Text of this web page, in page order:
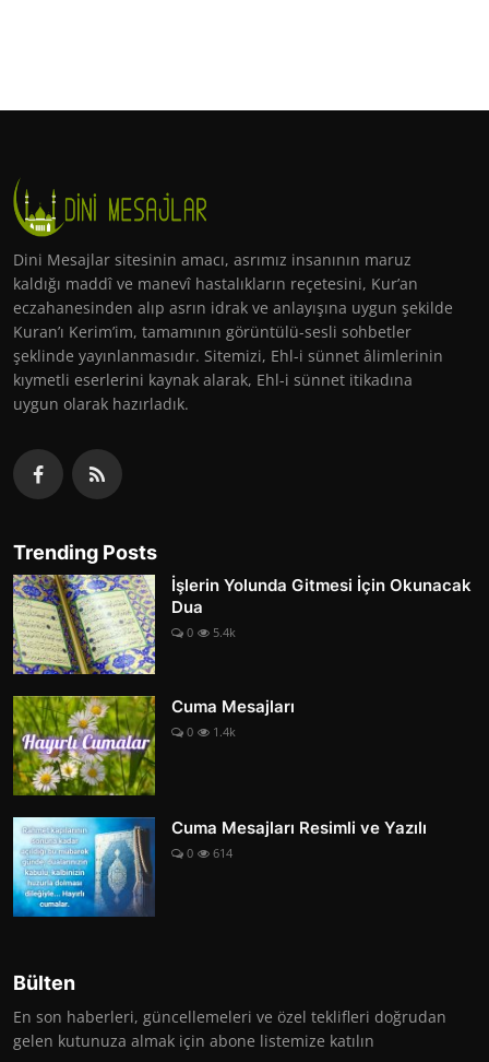
Dini Mesajlar sitesinin amacı, asrımız insanının maruz
kaldığı maddî ve manevî hastalıkların reçetesini, Kur’an
eczahanesinden alıp asrın idrak ve anlayışına uygun şekilde
Kuran’ı Kerim’im, tamamının görüntülü-sesli sohbetler
şeklinde yayınlanmasıdır. Sitemizi, Ehl-i sünnet âlimlerinin
kıymetli eserlerini kaynak alarak, Ehl-i sünnet itikadına
uygun olarak hazırladık.
Trending Posts
İşlerin Yolunda Gitmesi İçin Okunacak
Dua
0 5.4k
Cuma Mesajları
0 1.4k
Cuma Mesajları Resimli ve Yazılı
0 614
Bülten
En son haberleri, güncellemeleri ve özel teklifleri doğrudan
gelen kutunuza almak için abone listemize katılın